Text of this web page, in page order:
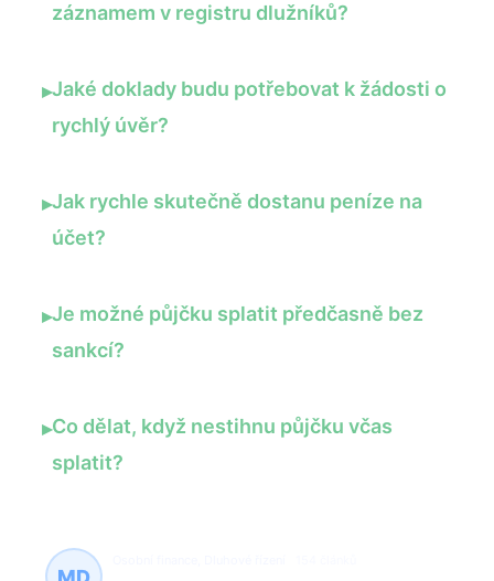
záznamem v registru dlužníků?
▸Jaké doklady budu potřebovat k žádosti o
rychlý úvěr?
▸Jak rychle skutečně dostanu peníze na
účet?
▸Je možné půjčku splatit předčasně bez
sankcí?
▸Co dělat, když nestihnu půjčku včas
splatit?